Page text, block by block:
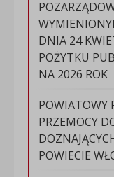
DNIA 24
POŻYTKU
NA 2026 ROK
POWIATOWY
PRZEMOCY
POWIECIE